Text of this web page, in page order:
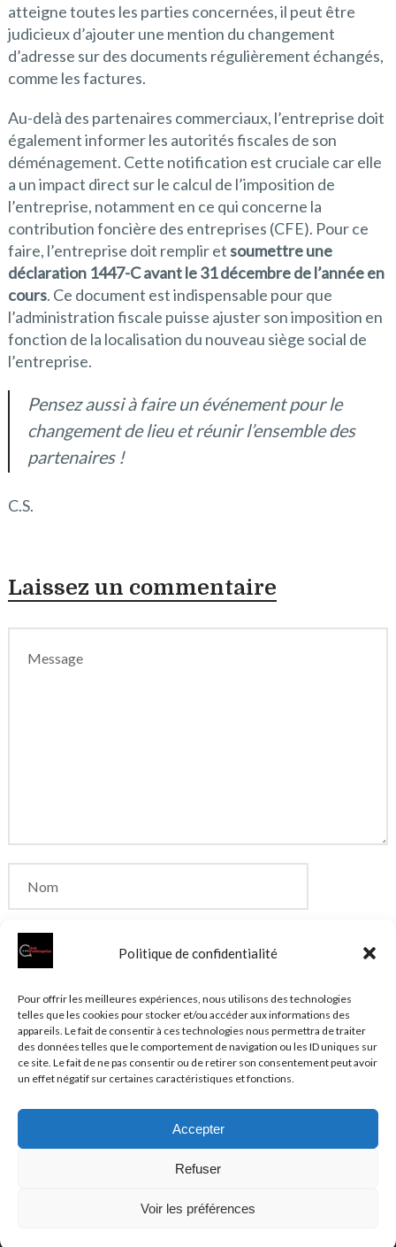
Politique de confidentialité
Pour offrir les meilleures expériences, nous utilisons des technologies
telles que les cookies pour stocker et/ou accéder aux informations des
appareils. Le fait de consentir à ces technologies nous permettra de traiter
des données telles que le comportement de navigation ou les ID uniques sur
ce site. Le fait de ne pas consentir ou de retirer son consentement peut avoir
un effet négatif sur certaines caractéristiques et fonctions.
Accepter
Refuser
Voir les préférences
atteigne toutes les parties concernées, il peut être
judicieux d’ajouter une mention du changement
d’adresse sur des documents régulièrement échangés,
comme les factures.
Au-delà des partenaires commerciaux, l’entreprise doit
également informer les autorités fiscales de son
déménagement. Cette notification est cruciale car elle
a un impact direct sur le calcul de l’imposition de
l’entreprise, notamment en ce qui concerne la
contribution foncière des entreprises (CFE). Pour ce
faire, l’entreprise doit remplir etsoumettre une
déclaration 1447-C avant le 31 décembre de l’année en
cours. Ce document est indispensable pour que
l’administration fiscale puisse ajuster son imposition en
fonction de la localisation du nouveau siège social de
l’entreprise.
Pensez aussi à faire un événement pour le
changement de lieu et réunir l’ensemble des
partenaires !
C.S.
Laissez un commentaire
Enregistrer mon nom, mon e-mail et mon site dans
le navigateur pour mon prochain commentaire.
Actualité au sens large
Plan du site